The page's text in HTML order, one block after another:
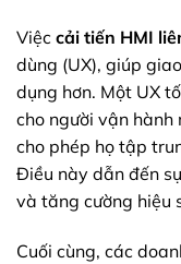
Việc cải tiến HMI
dùng (UX), giúp
dụng hơn. Một UX
cho người vận hành
cho phép họ tập
Điều này dẫn đến
và tăng cường hiệu
Cuối cùng, các